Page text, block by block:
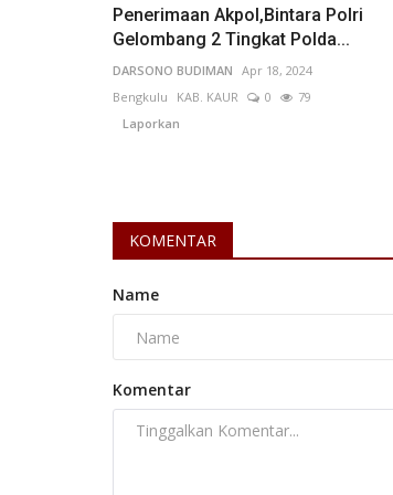
Penerimaan Akpol,Bintara Polri
Gelombang 2 Tingkat Polda...
DARSONO BUDIMAN Apr 18, 2024
Bengkulu
KAB. KAUR 0
79
Laporkan
KOMENTAR
Name
Komentar